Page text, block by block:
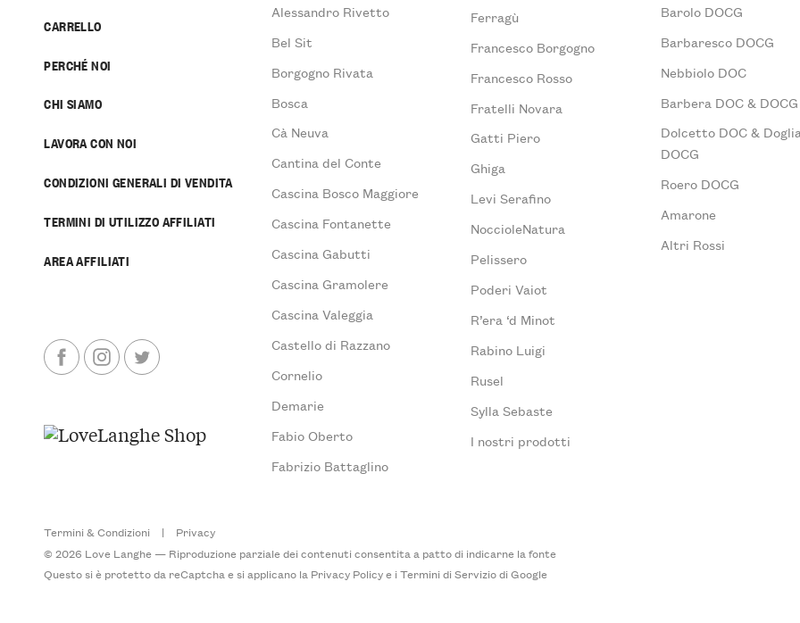
CARRELLO
PERCHÉ NOI
CHI SIAMO
LAVORA CON NOI
CONDIZIONI GENERALI DI VENDITA
TERMINI DI UTILIZZO AFFILIATI
AREA AFFILIATI
Alessandro Rivetto
Bel Sit
Borgogno Rivata
Bosca
Cà Neuva
Cantina del Conte
Cascina Bosco Maggiore
Cascina Fontanette
Cascina Gabutti
Cascina Gramolere
Cascina Valeggia
Castello di Razzano
Cornelio
Demarie
Fabio Oberto
Fabrizio Battaglino
Ferragù
Francesco Borgogno
Francesco Rosso
Fratelli Novara
Gatti Piero
Ghiga
Levi Serafino
NoccioleNatura
Pelissero
Poderi Vaiot
R’era ‘d Minot
Rabino Luigi
Rusel
Sylla Sebaste
I nostri prodotti
Barolo DOCG
Barbaresco DOCG
Nebbiolo DOC
Barbera DOC & DOCG
Dolcetto DOC &
DOCG
Roero DOCG
Amarone
Altri Rossi
Termini & Condizioni |
Privacy
© 2026 Love Langhe — Riproduzione parziale dei contenuti consentita a patto di indicarne la fonte
Questo si è protetto da reCaptcha e si applicano la Privacy Policye iTermini di Serviziodi Google